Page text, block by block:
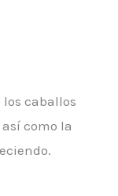
caballos
como la